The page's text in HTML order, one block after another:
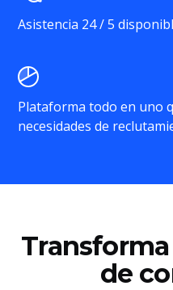
Asistencia 24 / 5
Plataforma todo en uno
necesidades de
de